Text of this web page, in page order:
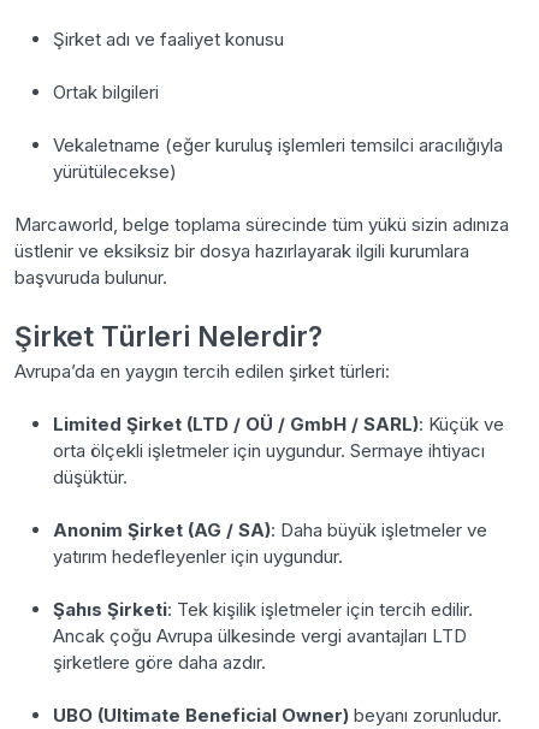
Şirket adı ve faaliyet konusu
Ortak bilgileri
Vekaletname (eğer kuruluş işlemleri temsilci aracılığıyla
yürütülecekse)
Marcaworld, belge toplama sürecinde tüm yükü sizin adınıza
üstlenir ve eksiksiz bir dosya hazırlayarak ilgili kurumlara
başvuruda bulunur.
Şirket Türleri Nelerdir?
Avrupa’da en yaygın tercih edilen şirket türleri:
Limited Şirket (LTD / OÜ / GmbH / SARL): Küçük ve
orta ölçekli işletmeler için uygundur. Sermaye ihtiyacı
düşüktür.
Anonim Şirket (AG / SA): Daha büyük işletmeler ve
yatırım hedefleyenler için uygundur.
Şahıs Şirketi: Tek kişilik işletmeler için tercih edilir.
Ancak çoğu Avrupa ülkesinde vergi avantajları LTD
şirketlere göre daha azdır.
UBO (Ultimate Beneficial Owner) beyanı zorunludur.